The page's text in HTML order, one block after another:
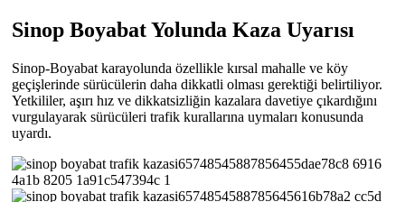
Sinop Boyabat Yolunda Kaza Uyarısı
Sinop-Boyabat karayolunda özellikle kırsal mahalle ve köy
geçişlerinde sürücülerin daha dikkatli olması gerektiği belirtiliyor.
Yetkililer, aşırı hız ve dikkatsizliğin kazalara davetiye çıkardığını
vurgulayarak sürücüleri trafik kurallarına uymaları konusunda
uyardı.